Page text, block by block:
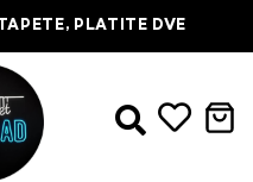
PLATITE DVE